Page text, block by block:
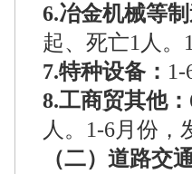
6.冶金机械等
起、死亡1人。
7.特种设备：
8.工商贸其他：
人。1-6月份，
（二）道路交